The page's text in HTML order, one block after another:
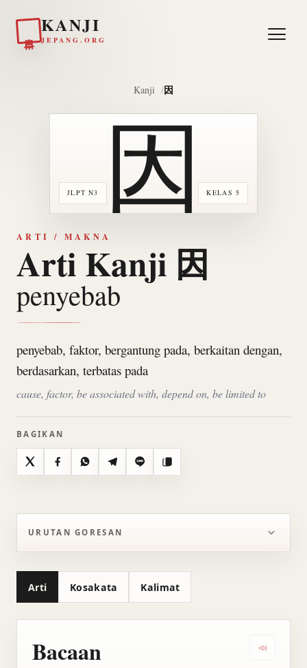
KANJI
JEPANG.ORG
Kanji 因
JLPT N3 KELAS 5
因
ARTI / MAKNA
Arti Kanji 因
penyebab
penyebab, faktor, bergantung pada, berkaitan dengan,
berdasarkan, terbatas pada
cause, factor, be associated with, depend on, be limited to
BAGIKAN
X FacebookWhatsAppTelegramLine Salin
URUTAN GORESAN
Arti Kosakata Kalimat
Bacaan